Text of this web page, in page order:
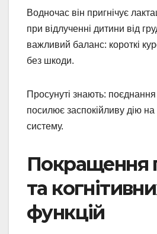
Водночас він пригнічує
при відлученні дитини від
важливий баланс: короткі
без шкоди.
Просунуті знають:
посилює заспокійливу дію
систему.
Покращення
та
функцій